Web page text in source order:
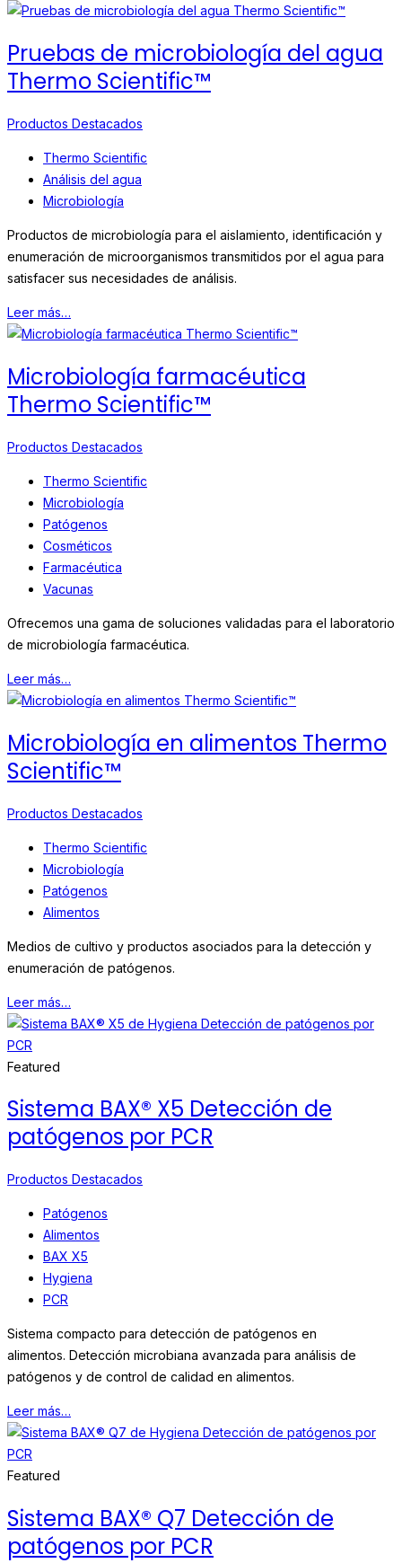
Pruebas de microbiología del agua
Thermo Scientific™
Productos Destacados
Thermo Scientific
Análisis del agua
Microbiología
Productos de microbiología para el aislamiento, identificación y
enumeración de microorganismos transmitidos por el agua para
satisfacer sus necesidades de análisis.
Leer más…
Microbiología farmacéutica
Thermo Scientific™
Productos Destacados
Thermo Scientific
Microbiología
Patógenos
Cosméticos
Farmacéutica
Vacunas
Ofrecemos una gama de soluciones validadas para el laboratorio
de microbiología farmacéutica.
Leer más…
Microbiología en alimentos Thermo
Scientific™
Productos Destacados
Thermo Scientific
Microbiología
Patógenos
Alimentos
Medios de cultivo y productos asociados para la detección y
enumeración de patógenos.
Leer más…
Featured
Sistema BAX® X5 Detección de
patógenos por PCR
Productos Destacados
Patógenos
Alimentos
BAX X5
Hygiena
PCR
Sistema compacto para detección de patógenos en
alimentos. Detección microbiana avanzada para análisis de
patógenos y de control de calidad en alimentos.
Leer más…
Featured
Sistema BAX® Q7 Detección de
patógenos por PCR